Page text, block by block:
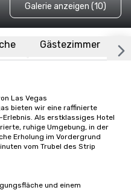
Galerie anzeigen (10)
Gästezimmer
Las Vegas
bieten wir eine raffinierte
Als erstklassiges Hotel
ruhige Umgebung, in der
Erholung im Vordergrund
vom Trubel des Strip
und einem